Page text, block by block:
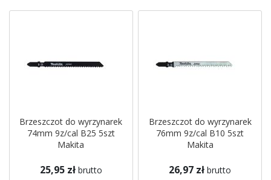
Brzeszczot do wyrzynarek
74mm 9z/cal B25 5szt
Makita
25,95 zł brutto
Brzeszczot do wyrzynarek
76mm 9z/cal B10 5szt
Makita
26,97 zł brutto